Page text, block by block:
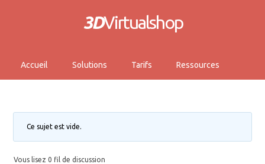
3DVirtualshop
Accueil Solutions Tarifs Ressources
Ce sujet est vide.
Vous lisez 0 fil de discussion